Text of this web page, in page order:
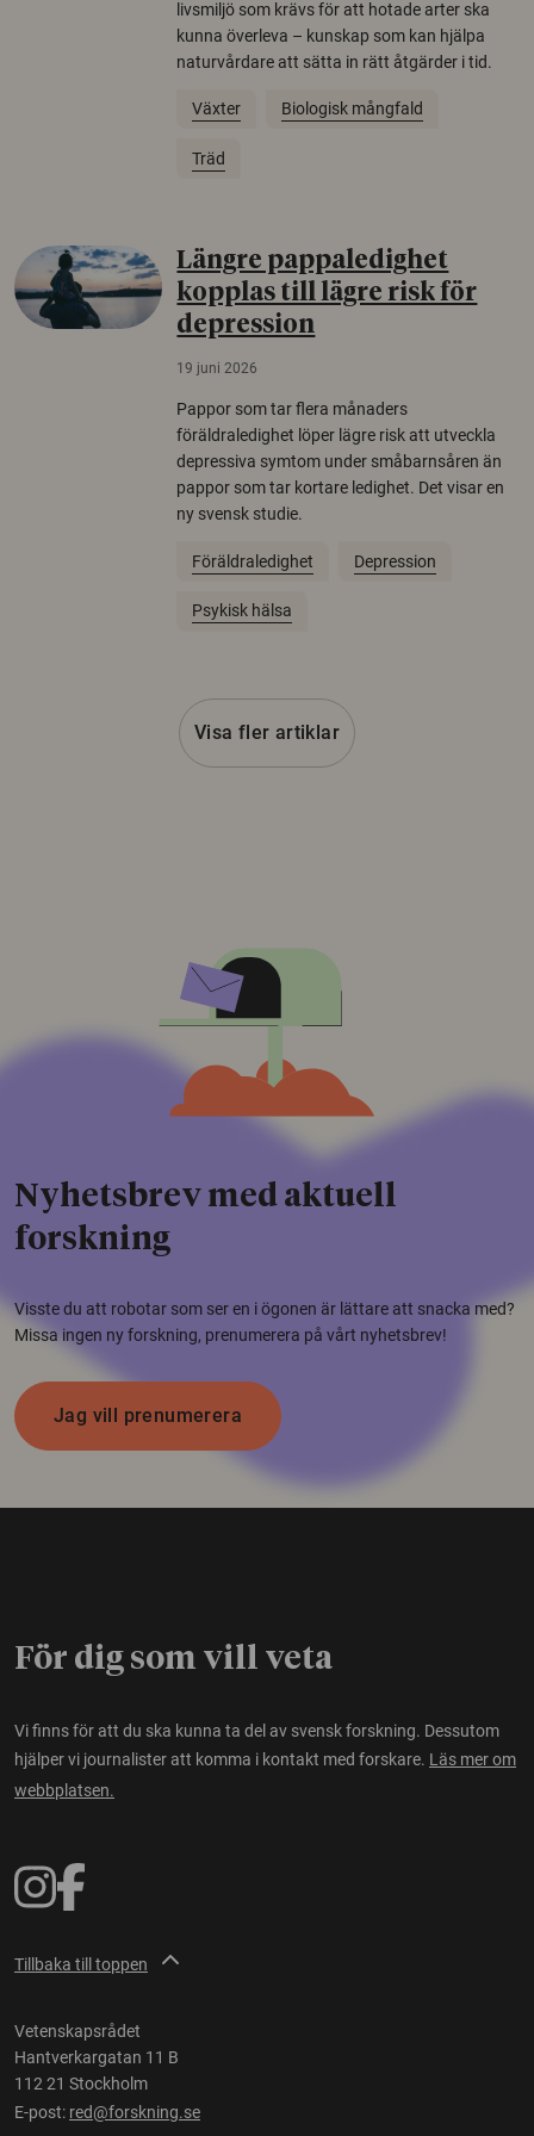
livsmiljö som krävs för att hotade arter ska
kunna överleva – kunskap som kan hjälpa
naturvårdare att sätta in rätt åtgärder i tid.
Växter Biologisk mångfald
Träd
Längre pappaledighet
kopplas till lägre risk för
depression
19 juni 2026
Pappor som tar flera månaders
föräldraledighet löper lägre risk att utveckla
depressiva symtom under småbarnsåren än
pappor som tar kortare ledighet. Det visar en
ny svensk studie.
Föräldraledighet Depression
Psykisk hälsa
Visa fler artiklar
Nyhetsbrev med aktuell
forskning
Visste du att robotar som ser en i ögonen är lättare att snacka med?
Missa ingen ny forskning, prenumerera på vårt nyhetsbrev!
Jag vill prenumerera
För dig som vill veta
Vi finns för att du ska kunna ta del av svensk forskning. Dessutom
hjälper vi journalister att komma i kontakt med forskare. Läs mer om
webbplatsen.
Tillbaka till toppen
Vetenskapsrådet
Hantverkargatan 11 B
112 21 Stockholm
E-post: red@forskning.se